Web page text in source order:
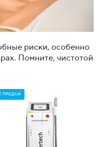
риски, особенно
Помните, чистотой
ПРОДАЖ